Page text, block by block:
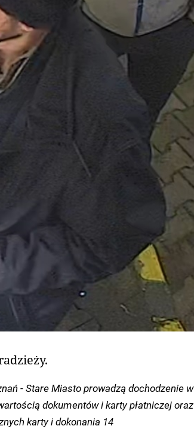
- Stare Miasto prowadzą dochodzenie w
dokumentów i karty płatniczej oraz
karty i dokonania 14